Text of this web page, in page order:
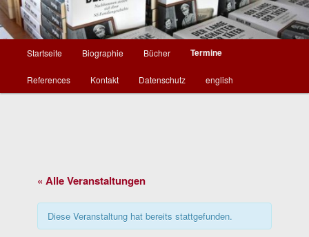
Startseite Biographie Bücher Termine
References Kontakt Datenschutz english
« Alle Veranstaltungen
Diese Veranstaltung hat bereits stattgefunden.